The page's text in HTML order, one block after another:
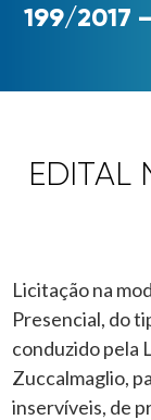
199/2017
EDITAL
Licitação na
Presencial, do
conduzido pela
Zuccalmaglio,
inservíveis, de